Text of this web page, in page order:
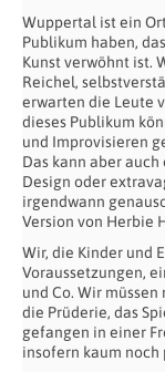
Wuppertal ist ein
Publikum haben,
Kunst verwöhnt ist.
Reichel,
erwarten die Leute
dieses Publikum
und Improvisieren
Das kann aber
Design oder
irgendwann
Version von Herbie
Wir, die Kinder und
Voraussetzungen,
und Co. Wir
die Prüderie, das
gefangen in einer
insofern kaum noch